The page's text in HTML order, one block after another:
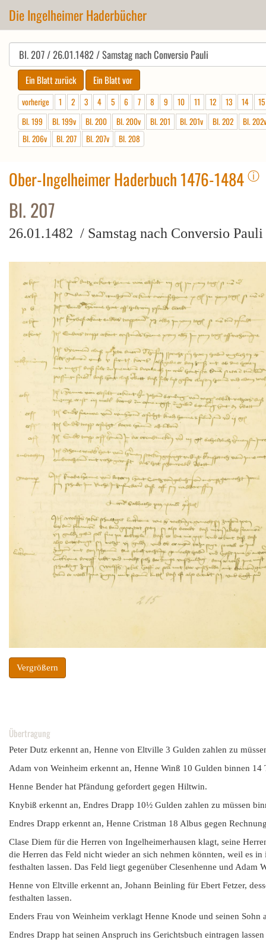
Die Ingelheimer Haderbücher
vorherige 1 2 3 4 5 6 7 8 9 10 11 12 13 14
15
Bl. 199
Bl. 199v Bl. 200 Bl. 200v Bl. 201 Bl. 201v Bl. 202
Bl. 202v
Bl. 206v
Bl. 207 Bl. 207v Bl. 208
Ober-Ingelheimer Haderbuch 1476-1484 ⓘ
Bl. 207
26.01.1482 / Samstag nach Conversio Pauli
Vergrößern
Übertragung
Peter Dutz erkennt an, Henne von Eltville 3 Gulden zahlen zu
Adam von Weinheim erkennt an, Henne Winß 10 Gulden binnen 14
Henne Bender hat Pfändung gefordert gegen Hiltwin.
Knybiß erkennt an, Endres Drapp 10½ Gulden zahlen zu müssen
Endres Drapp erkennt an, Henne Cristman 18 Albus gegen
Clase Diem für die Herren von Ingelheimerhausen klagt, seine
die Herren das Feld nicht wieder an sich nehmen könnten, weil es
festhalten lassen. Das Feld liegt gegenüber Clesenhenne und Adam
Henne von Eltville erkennt an, Johann Beinling für Ebert Fetzer,
festhalten lassen.
Enders Frau von Weinheim verklagt Henne Knode und seinen Sohn
Endres Drapp hat seinen Anspruch ins Gerichtsbuch eintragen